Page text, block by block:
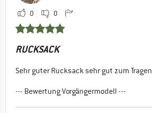
0 0
RUCKSACK
Sehr guter Rucksack sehr gut zum Tragen
--- Bewertung Vorgängermodell ---